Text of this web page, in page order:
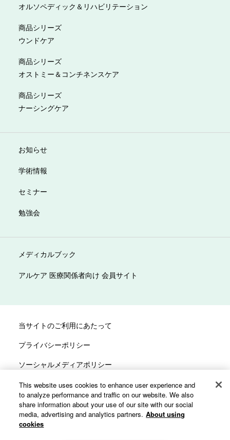
オルソペディック＆リハビリテーション
商品シリーズ
ウンドケア
商品シリーズ
オストミー＆コンチネンスケア
商品シリーズ
ナーシングケア
お知らせ
学術情報
セミナー
勉強会
メディカルブック
アルケア 医療関係者向け 会員サイト
当サイトのご利用にあたって
プライバシーポリシー
ソーシャルメディアポリシー
サイトマップ
カスタマーハラスメントへの対応方針
This website uses cookies to enhance user experience and
to analyze performance and traffic on our website. We also
share information about your use of our site with our social
media, advertising and analytics partners. About using
cookies